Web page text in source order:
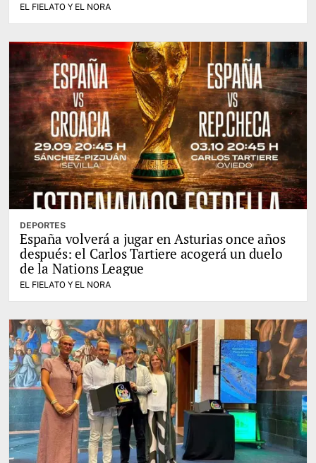
EL FIELATO Y EL NORA
DEPORTES
España volverá a jugar en Asturias once años
después: el Carlos Tartiere acogerá un duelo
de la Nations League
EL FIELATO Y EL NORA